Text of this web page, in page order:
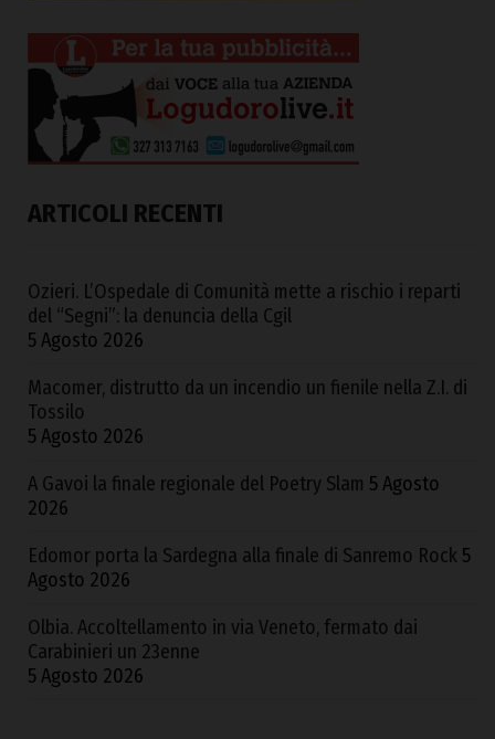
ARTICOLI RECENTI
Ozieri. L’Ospedale di Comunità mette a rischio i reparti
del “Segni”: la denuncia della Cgil
5 Agosto 2026
Macomer, distrutto da un incendio un fienile nella Z.I. di
Tossilo
5 Agosto 2026
A Gavoi la finale regionale del Poetry Slam 5 Agosto
2026
Edomor porta la Sardegna alla finale di Sanremo Rock 5
Agosto 2026
Olbia. Accoltellamento in via Veneto, fermato dai
Carabinieri un 23enne
5 Agosto 2026